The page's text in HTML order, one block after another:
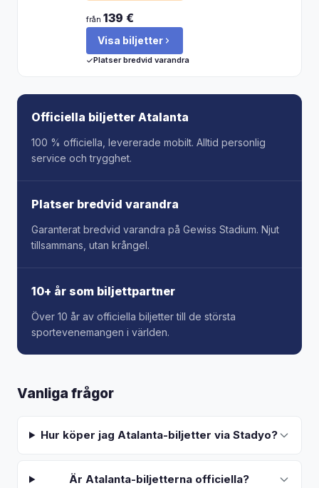
från 139 €
Visa biljetter
Platser bredvid varandra
Officiella biljetter Atalanta
100 % officiella, levererade mobilt. Alltid personlig
service och trygghet.
Platser bredvid varandra
Garanterat bredvid varandra på Gewiss Stadium. Njut
tillsammans, utan krångel.
10+ år som biljettpartner
Över 10 år av officiella biljetter till de största
sportevenemangen i världen.
Vanliga frågor
Hur köper jag Atalanta-biljetter via Stadyo?
Är Atalanta-biljetterna officiella?